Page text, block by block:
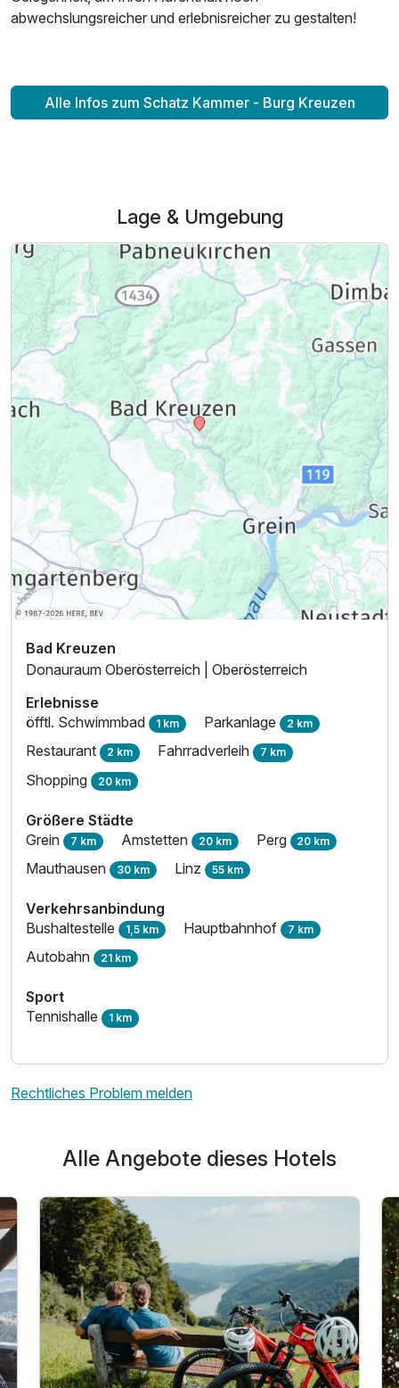
abwechslungsreicher und erlebnisreicher zu gestalten!
Alle Infos zum Schatz Kammer - Burg Kreuzen
Lage & Umgebung
Bad Kreuzen
Donauraum Oberösterreich | Oberösterreich
Erlebnisse
öfftl. Schwimmbad 1 km Parkanlage 2 km
Restaurant 2 km Fahrradverleih 7 km
Shopping 20 km
Größere Städte
Grein 7 km Amstetten 20 km Perg 20 km
Mauthausen 30 km Linz 55 km
Verkehrsanbindung
Bushaltestelle 1,5 km Hauptbahnhof 7 km
Autobahn 21 km
Sport
Tennishalle 1 km
Rechtliches Problem melden
Alle Angebote dieses Hotels